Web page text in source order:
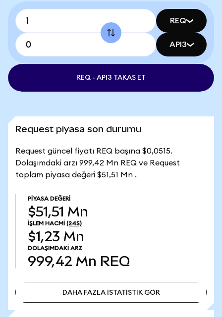
REQ
API3
REQ - API3 TAKAS ET
Request piyasa son durumu
Request güncel fiyatı REQ başına $0,0515.
Dolaşımdaki arzı 999,42 Mn REQ ve Request
toplam piyasa değeri $51,51 Mn .
PIYASA DEĞERI
$51,51 Mn
İŞLEM HACMI (24S)
$1,23 Mn
DOLAŞIMDAKI ARZ
999,42 Mn REQ
DAHA FAZLA İSTATİSTİK GÖR